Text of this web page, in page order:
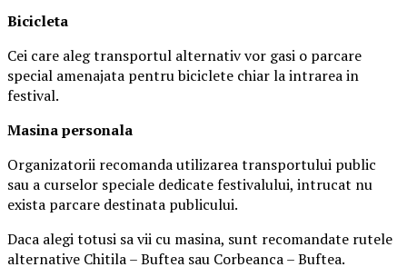
Bicicleta
Cei care aleg transportul alternativ vor gasi o parcare
special amenajata pentru biciclete chiar la intrarea in
festival.
Masinapersonala
Organizatorii recomanda utilizarea transportului public
sau a curselor speciale dedicate festivalului, intrucat nu
exista parcare destinata publicului.
Daca alegi totusi sa vii cu masina, sunt recomandate rutele
alternative Chitila – Buftea sau Corbeanca – Buftea.